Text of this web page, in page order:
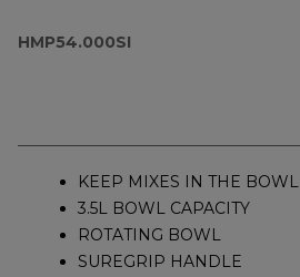
HMP54.000SI
KEEP MIXES IN THE BOWL
3.5L BOWL CAPACITY
ROTATING BOWL
SUREGRIP HANDLE